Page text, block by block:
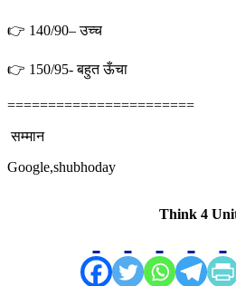
👉 140/90– उच्च
👉 150/95- बहुत ऊँचा
=======================
सम्मान
Google,shubhoday
Think 4